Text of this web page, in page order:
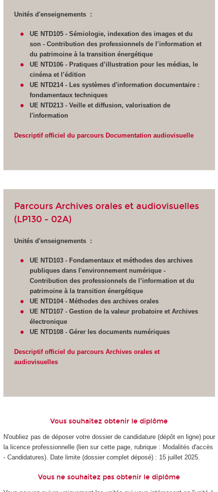
Unités d'enseignements :
UE NTD105 - Sémiologie, indexation des images et du
son - Contribution des professionnels de l’information et
du patrimoine à la transition énergétique
UE NTD106 - Pratiques d’illustration pour les médias, le
cinéma et l’édition
UE NTD214 - Les systèmes d'information documentaire :
fondamentaux techniques
UE NTD213 - Veille et diffusion, valorisation de
l'information
Descriptif officiel du parcours Documentation audiovisuelle
Parcours Archives orales et audiovisuelles
(LP130 - 02A)
Unités d'enseignements :
UE NTD103 - Fondamentaux et méthodes des archives
publiques dans l'environnement numérique -
Contribution des professionnels de l’information et du
patrimoine à la transition énergétique
UE NTD104 - Méthodes des archives orales
UE NTD107 - Gestion de la valeur probatoire et Archives
électronique
UE NTD108 - Gérer les documents numériques
Descriptif officiel du parcours Archives orales et
audiovisuelles
Vous souhaitez obtenir le diplôme
N'oubliez pas de déposer votre dossier de candidature (dépôt en ligne) pour
la licence professionnelle (lien sur cette page, rubrique : Modalités d'accès
- Candidatures). Date limite (dossier complet déposé) : 15 juillet 2025.
Vous ne souhaitez pas obtenir le diplôme